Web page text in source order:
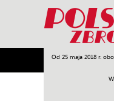
Od 25 maja 2018 r.
Armia Poligon